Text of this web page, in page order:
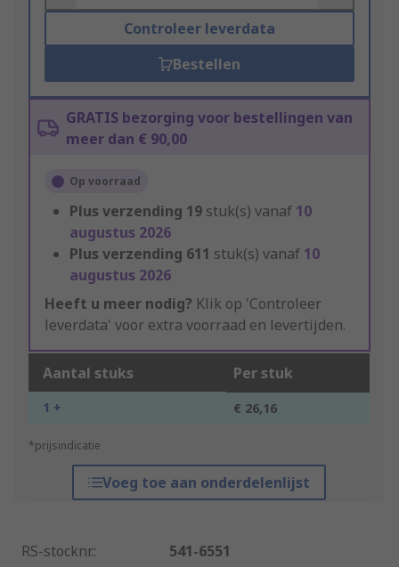
Controleer leverdata
Bestellen
GRATIS bezorging voor bestellingen van
meer dan € 90,00
Op voorraad
Plus verzending 19 stuk(s) vanaf 10
augustus 2026
Plus verzending 611 stuk(s) vanaf 10
augustus 2026
Heeft u meer nodig? Klik op 'Controleer
leverdata' voor extra voorraad en levertijden.
Aantal stuks Per stuk
1 + € 26,16
*prijsindicatie
Voeg toe aan onderdelenlijst
RS-stocknr.:
541-6551